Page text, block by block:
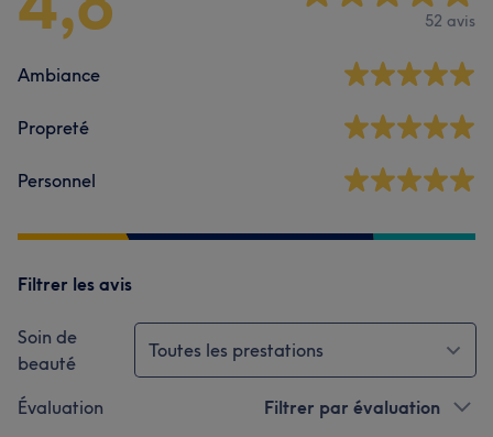
52 avis
Ambiance
Propreté
Personnel
Filtrer les avis
Soin de
beauté
Toutes les prestations
Évaluation Filtrer par évaluation